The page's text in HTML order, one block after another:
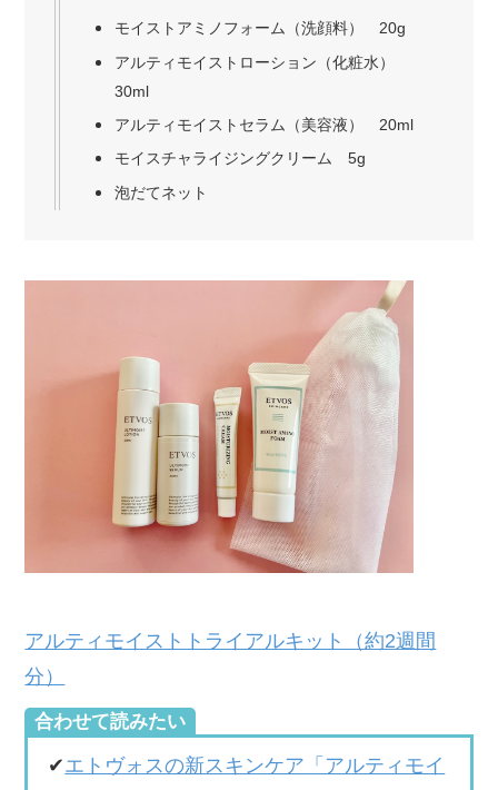
モイストアミノフォーム（洗顔料） 20g
アルティモイストローション（化粧水）
30ml
アルティモイストセラム（美容液） 20ml
モイスチャライジングクリーム 5g
泡だてネット
アルティモイストトライアルキット（約2週間
分）
合わせて読みたい
✔︎エトヴォスの新スキンケア「アルティモイ